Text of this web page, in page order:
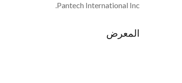
Pantech International Inc.
المعرض